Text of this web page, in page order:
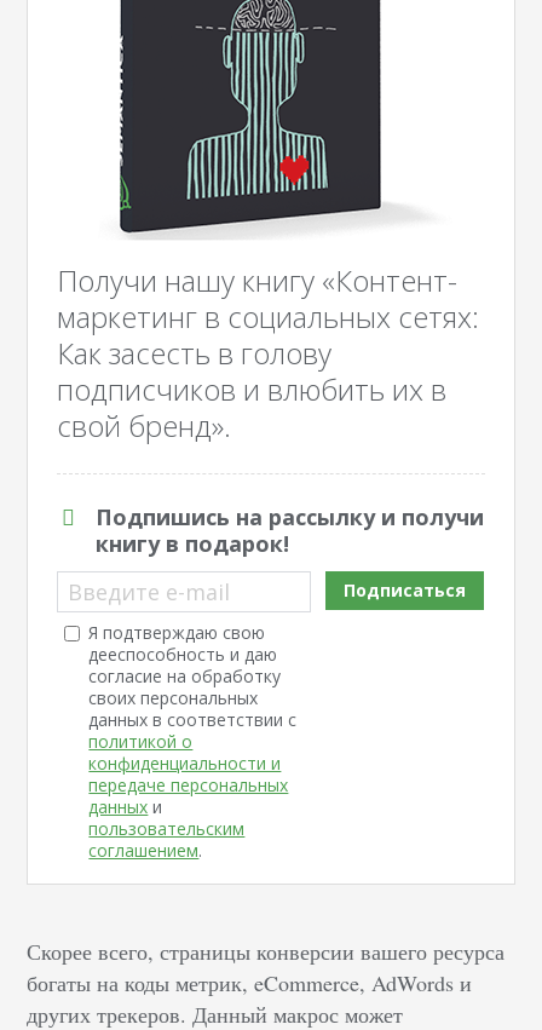
Получи нашу книгу «Контент-
маркетинг в социальных сетях:
Как засесть в голову
подписчиков и влюбить их в
свой бренд».
Подпишись на рассылку и получи
книгу в подарок!
Введите e-mail
Я подтверждаю свою
дееспособность и даю
согласие на обработку
своих персональных
данных в соответствии с
политикой о
конфиденциальности и
передаче персональных
данных и
пользовательским
соглашением.
Подписаться
Скорее всего, страницы конверсии вашего ресурса
богаты на коды метрик, eCommerce, AdWords и
других трекеров. Данный макрос может